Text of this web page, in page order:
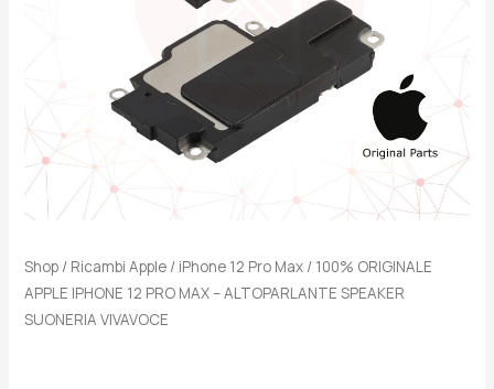
Shop / Ricambi Apple / iPhone 12 Pro Max / 100% ORIGINALE
APPLE IPHONE 12 PRO MAX – ALTOPARLANTE SPEAKER
SUONERIA VIVAVOCE
quantità